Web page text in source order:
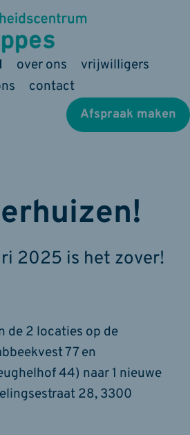
over ons
vrijwilligers
contact
Afspraak maken
2025 is het zover!
de 2 locaties op de
77 en
44) naar 1 nieuwe
28, 3300